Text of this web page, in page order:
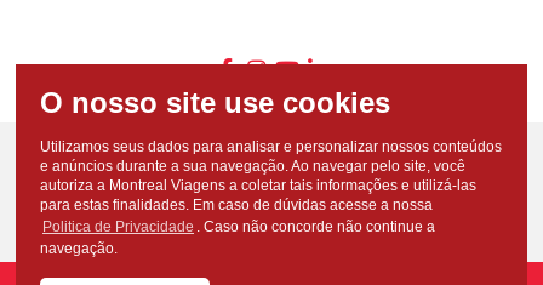
Utilizamos seus dados para analisar e personalizar nossos conteúdos
e anúncios durante a sua navegação. Ao navegar pelo site, você
autoriza a Montreal Viagens a coletar tais informações e utilizá-las
para estas finalidades. Em caso de dúvidas acesse a nossa
Politica de Privacidade . Caso não concorde não continue a
navegação.